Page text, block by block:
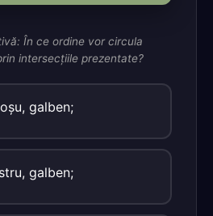
În ce ordine vor circula
intersecţiile prezentate?
galben;
galben;